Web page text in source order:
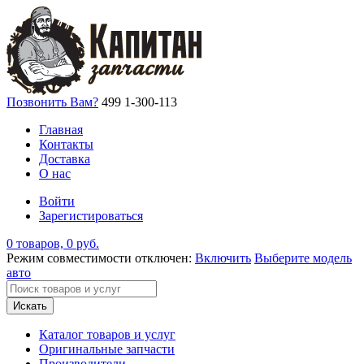
Позвонить Вам? 499 1-300-113
Главная
Контакты
Доставка
О нас
Войти
Зарегистироваться
0 товаров, 0 руб.
Режим совместимости отключен: Включить Выберите модель
авто
Искать
Каталог товаров и услуг
Оригинальные запчасти